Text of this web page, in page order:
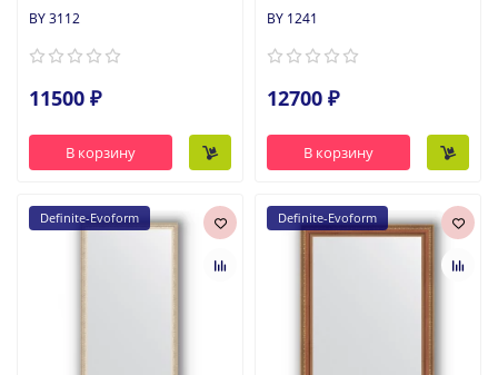
BY 3112
11500 ₽
В корзину
BY 1241
12700 ₽
В корзину
Definite-Evoform Definite-Evoform